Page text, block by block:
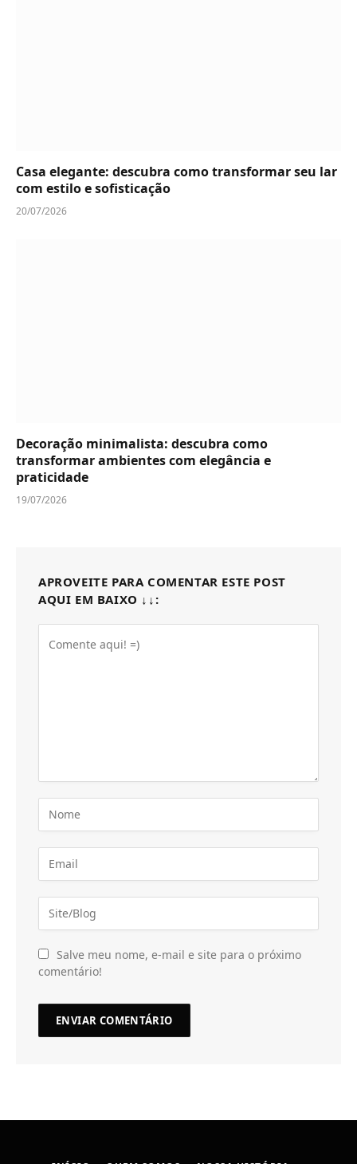
Casa elegante: descubra como transformar seu lar
com estilo e sofisticação
20/07/2026
Decoração minimalista: descubra como
transformar ambientes com elegância e
praticidade
19/07/2026
APROVEITE PARA COMENTAR ESTE POST
AQUI EM BAIXO ↓↓:
Salve meu nome, e-mail e site para o próximo
comentário!